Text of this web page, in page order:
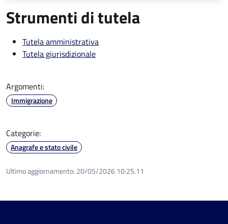
Strumenti di tutela
Tutela amministrativa
Tutela giurisdizionale
Argomenti:
Immigrazione
Categorie:
Anagrafe e stato civile
Ultimo aggiornamento: 20/05/2026 10:25.11